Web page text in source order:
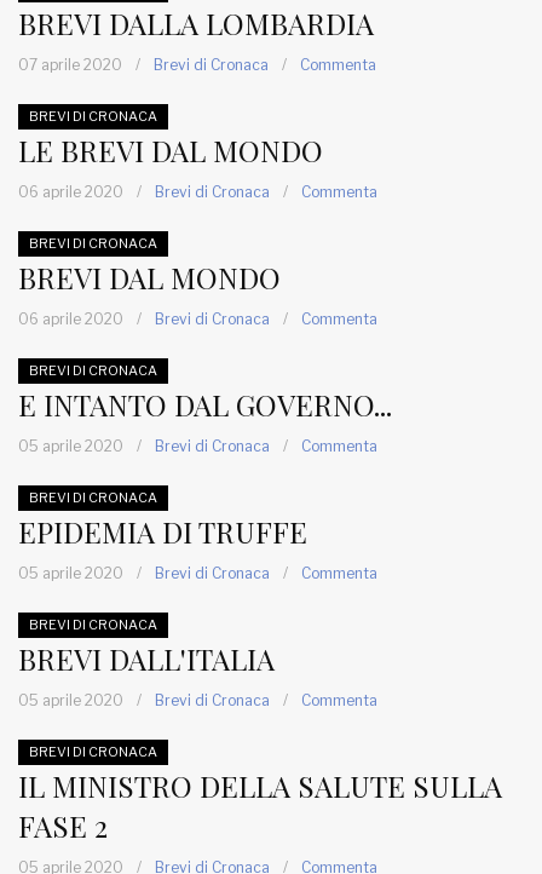
BREVI DALLA LOMBARDIA
07 aprile 2020 / Brevi di Cronaca / Commenta
BREVI DI CRONACA
LE BREVI DAL MONDO
06 aprile 2020 / Brevi di Cronaca / Commenta
BREVI DI CRONACA
BREVI DAL MONDO
06 aprile 2020 / Brevi di Cronaca / Commenta
BREVI DI CRONACA
E INTANTO DAL GOVERNO...
05 aprile 2020 / Brevi di Cronaca / Commenta
BREVI DI CRONACA
EPIDEMIA DI TRUFFE
05 aprile 2020 / Brevi di Cronaca / Commenta
BREVI DI CRONACA
BREVI DALL'ITALIA
05 aprile 2020 / Brevi di Cronaca / Commenta
BREVI DI CRONACA
IL MINISTRO DELLA SALUTE SULLA
FASE 2
05 aprile 2020 / Brevi di Cronaca / Commenta